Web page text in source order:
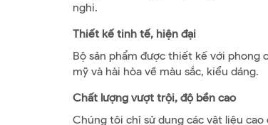
nghi.
Thiết kế tinh tế, hiện đại
Bộ sản phẩm được thiết kế với phong
mỹ và hài hòa về màu sắc, kiểu dáng.
Chất lượng vượt trội, độ bền cao
Chúng tôi chỉ sử dụng các vật liệu